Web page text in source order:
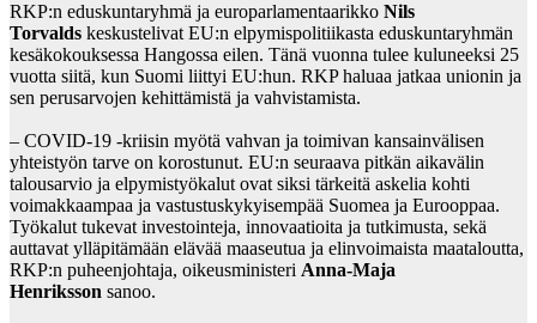
RKP:n eduskuntaryhmä ja europarlamentaarikko Nils
Torvalds keskustelivat EU:n elpymispolitiikasta eduskuntaryhmän
kesäkokouksessa Hangossa eilen. Tänä vuonna tulee kuluneeksi 25
vuotta siitä, kun Suomi liittyi EU:hun. RKP haluaa jatkaa unionin ja
sen perusarvojen kehittämistä ja vahvistamista.
– COVID-19 -kriisin myötä vahvan ja toimivan kansainvälisen
yhteistyön tarve on korostunut. EU:n seuraava pitkän aikavälin
talousarvio ja elpymistyökalut ovat siksi tärkeitä askelia kohti
voimakkaampaa ja vastustuskykyisempää Suomea ja Eurooppaa.
Työkalut tukevat investointeja, innovaatioita ja tutkimusta, sekä
auttavat ylläpitämään elävää maaseutua ja elinvoimaista maataloutta,
RKP:n puheenjohtaja, oikeusministeri Anna-Maja
Henriksson sanoo.